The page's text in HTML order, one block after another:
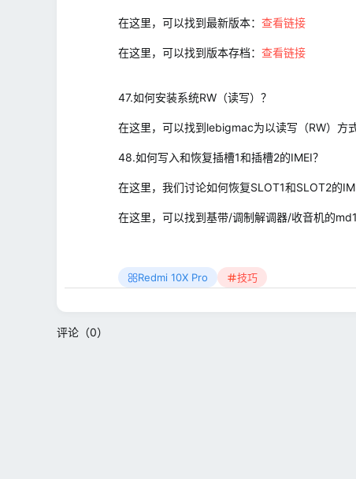
在这里，可以找到最新版本： 查看链接
在这里，可以找到版本存档： 查看链接
47.如何安装系统RW（读写）？
在这里，可以找到lebigmac为以读写（RW）方
48.如何写入和恢复插槽1和插槽2的IMEI？
在这里，我们讨论如何恢复SLOT1和SLOT2的
在这里，可以找到基带/调制解调器/收音机的
Redmi 10X Pro 技巧
评论（0）